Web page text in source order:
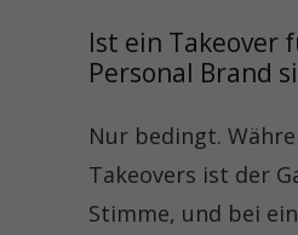
Ist ein Takeover
Personal Brand
Nur bedingt.
Takeovers ist der
Stimme, und bei